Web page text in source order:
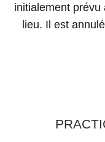
initialement prévu
lieu. Il est